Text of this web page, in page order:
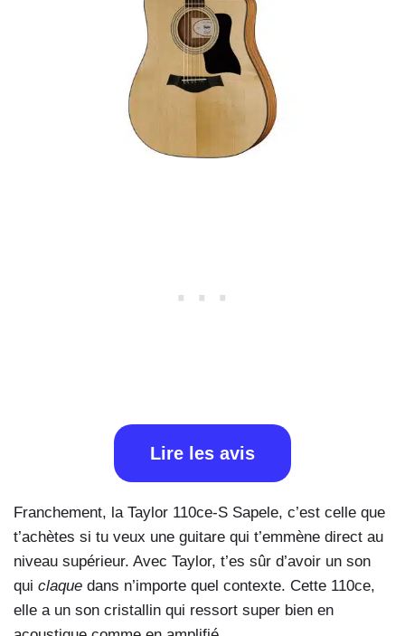
Lire les avis
Franchement, la Taylor 110ce-S Sapele, c’est celle que
t’achètes si tu veux une guitare qui t’emmène direct au
niveau supérieur. Avec Taylor, t’es sûr d’avoir un son
qui claque dans n’importe quel contexte. Cette 110ce,
elle a un son cristallin qui ressort super bien en